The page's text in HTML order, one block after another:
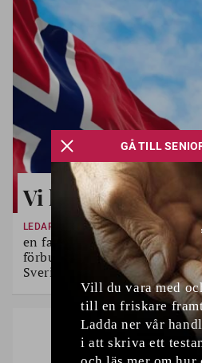
Vi kan lära av
LEDARE
Trots lagstadgad rätt
en fast läkarkontakt. SPF
förbundsordförande Maria
Sverige har mycket att lära